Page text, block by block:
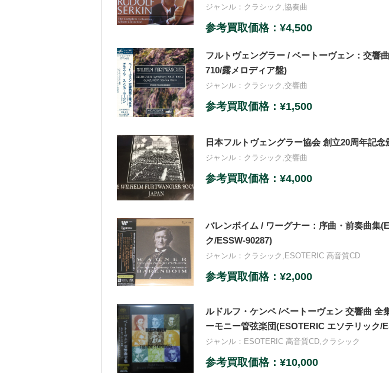
ジャンル： クラシック ,協奏曲
参考買取価格：¥4,500
フルトヴェングラー / ベートーヴェン：交響
710/露メロディア盤)
ジャンル： クラシック ,交響曲
参考買取価格：¥1,500
日本フルトヴェングラー協会 創立20周年記念
ジャンル： クラシック ,交響曲
参考買取価格：¥4,000
バレンボイム / ワーグナー：序曲・前奏曲集
ク/ESSW-90287)
ジャンル： クラシック , ESOTERIC 高音質CD
参考買取価格：¥2,000
ルドルフ・ケンペ /ベートーヴェン 交響曲 全
ーモニー管弦楽団(ESOTERIC エソテリック/
ジャンル： ESOTERIC 高音質CD クラシック
参考買取価格：¥10,000